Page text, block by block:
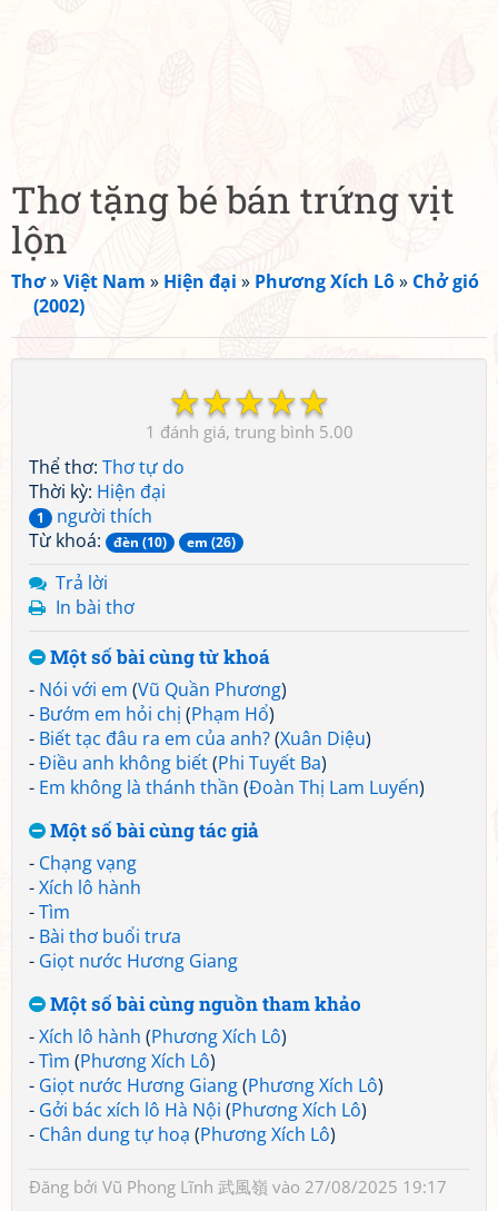
Thơ tặng bé bán trứng vịt
lộn
Thơ»Việt Nam » Hiện đại » Phương Xích Lô» Chở gió
(2002)
☆
☆
☆
☆
☆
1 5.00
Thể thơ: Thơ tự do
Thời kỳ: Hiện đại
1
người thích
Từ khoá:
đèn (10) em (26)
Trả lời
In bài thơ
Một số bài cùng từ khoá
- Nói với em (Vũ Quần Phương)
- Bướm em hỏi chị (Phạm Hổ)
- Biết tạc đâu ra em của anh?(Xuân Diệu)
-Điều anh không biết(Phi Tuyết Ba)
- Em không là thánh thần (Đoàn Thị Lam Luyến)
Một số bài cùng tác giả
- Chạng vạng
-Xích lô hành
-Tìm
- Bài thơ buổi trưa
- Giọt nước Hương Giang
Một số bài cùng nguồn tham khảo
-Xích lô hành (Phương Xích Lô)
-Tìm (Phương Xích Lô)
- Giọt nước Hương Giang(Phương Xích Lô)
- Gởi bác xích lô Hà Nội (Phương Xích Lô)
- Chân dung tự hoạ (Phương Xích Lô)
Đăng bởi Vũ Phong Lĩnh 武風嶺 vào 27/08/2025 19:17